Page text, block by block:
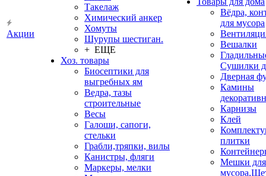
Акции
Такелаж
Химический анкер
Хомуты
Шурупы шестиган.
+ ЕЩЕ
Хоз. товары
Биосептики для
выгребных ям
Ведра, тазы
строительные
Весы
Галоши, сапоги,
стельки
Грабли,тряпки, вилы
Канистры, фляги
Маркеры, мелки
Вёдра,
для мусора
Вешалки
Сушилки
Дверная
Камины
Карнизы
Клей
плитки
Мешки для